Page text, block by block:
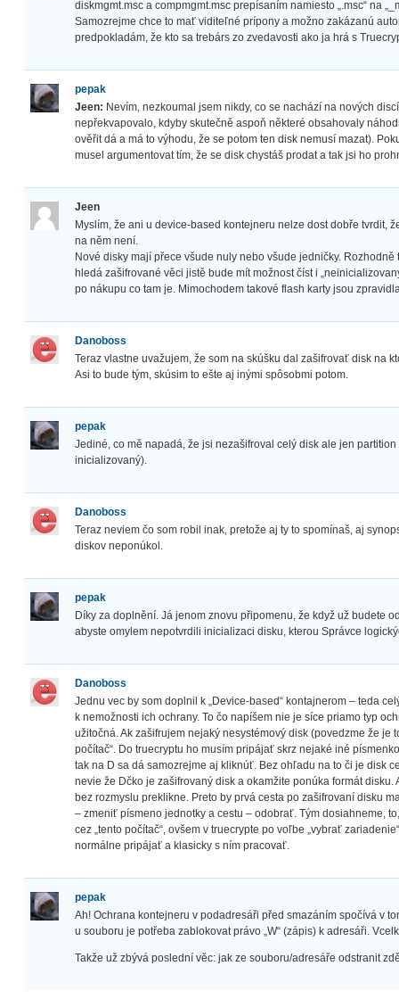
diskmgmt.msc a compmgmt.msc prepísaním namiesto „.msc“ na
Samozrejme chce to mať viditeľné prípony a možno zakázanú
predpokladám, že kto sa trebárs zo zvedavosti ako ja hrá s
pepak
Jeen: Nevím, nezkoumal jsem nikdy, co se nachází na nových
nepřekvapovalo, kdyby skutečně aspoň některé obsahovaly
ověřit dá a má to výhodu, že se potom ten disk nemusí mazat).
musel argumentovat tím, že se disk chystáš prodat a tak jsi ho
Jeen
Myslím, že ani u device-based kontejneru nelze dost dobře tvrdit,
na něm není.
Nové disky mají přece všude nuly nebo všude jedničky.
hledá zašifrované věci jistě bude mít možnost číst i
po nákupu co tam je. Mimochodem takové flash karty jsou
Danoboss
Teraz vlastne uvažujem, že som na skúšku dal zašifrovať disk na
Asi to bude tým, skúsim to ešte aj inými spôsobmi potom.
pepak
Jediné, co mě napadá, že jsi nezašifroval celý disk ale jen
inicializovaný).
Danoboss
Teraz neviem čo som robil inak, pretože aj ty to spomínaš, aj
diskov neponúkol.
pepak
Díky za doplnění. Já jenom znovu připomenu, že když už budete
abyste omylem nepotvrdili inicializaci disku, kterou Správce
Danoboss
Jednu vec by som doplnil k „Device-based“ kontajnerom – teda
k nemožnosti ich ochrany. To čo napíšem nie je síce priamo typ
užitočná. Ak zašifrujem nejaký nesystémový disk (povedzme že je
počítač“. Do truecryptu ho musím pripájať skrz nejaké iné
tak na D sa dá samozrejme aj kliknúť. Bez ohľadu na to či je disk
nevie že Dčko je zašifrovaný disk a okamžite ponúka formát
bez rozmyslu preklikne. Preto by prvá cesta po zašifrovaní disku
– zmeniť písmeno jednotky a cestu – odobrať. Tým dosiahneme,
cez „tento počítač“, ovšem v truecrypte po voľbe „vybrať
normálne pripájať a klasicky s ním pracovať.
pepak
Ah! Ochrana kontejneru v podadresáři před smazáním spočívá v
u souboru je potřeba zablokovat právo „W“ (zápis) k adresáři.
Takže už zbývá poslední věc: jak ze souboru/adresáře odstranit